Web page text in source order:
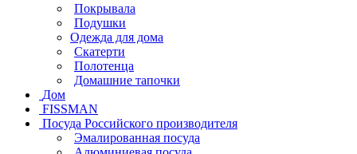
Покрывала
Подушки
Одежда для дома
Скатерти
Полотенца
Домашние тапочки
Дом
FISSMAN
Посуда Российского производителя
Эмалированная посуда